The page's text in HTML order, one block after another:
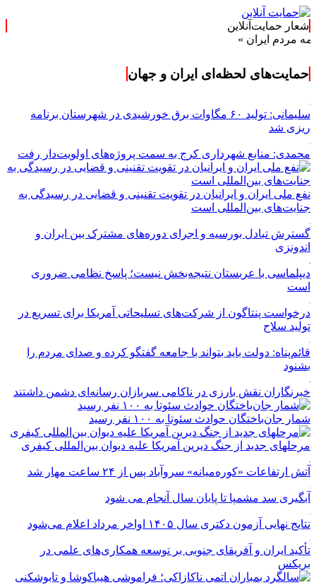
شعار حمایت‌آنلاین
ایران »
حمایت‌های لحظه‌ای ایران و جهان
سلیمانی: تولید ۶۰ مگاوات برق خورشیدی در شهرستان برنامه
ریزی شد
محمدی: منابع شهرداری کرج به سمت پروژه‌های اولویت‌دار رفت
نفع ملی ایران و ایرانیان در تقویت تقنینی و قضایی در رسیدگی به
جنایت‌های بین‌المللی است
گسترش تبادل بورسیه و اجرای دوره‌های مشترک بین ایران و
اندونزی
دیپلماسی با عربستان نتیجه‌بخش نیست؛ پاسخ نظامی ضروری
است
درخواست پنتاگون از شرکت‌های تسلیحاتی آمریکا برای تسریع در
تولید سلاح
قائم‌پناه: دولت باید بتواند با جامعه گفتگو کرده و صدای مردم را
بشنود
خبرنگاران نقش بارزی در ناکامی سربازان رسانه‌ای دشمن داشتند
شمار جان‌باختگان حوادث سئوتا به ۱۰۰ نفر رسید
مرحله‎ای جدید از جنگ دیرین آمریکا علیه دیوان بین‌المللی کیفری
آتش ارتفاعات «کوره‌میانه» سروآباد پس از ۲۴ ساعت مهار شد
آبگیری سد مشمپا تا پایان سال آنجام می شود
نتایج نهایی آزمون دکتری سال ۱۴۰۵ اواخر مرداد اعلام می‌شود
تأکید ایران و آفریقای جنوبی بر توسعه همکاری‌های علمی در
بریکس